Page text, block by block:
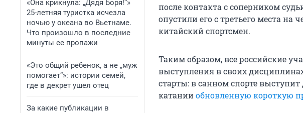
«Она крикнула: „Дядя Боря!“»
25-летняя туристка исчезла
ночью у океана во Вьетнаме.
Что произошло в последние
минуты ее пропажи
«Это общий ребенок, а не „муж
помогает“»: истории семей,
где в декрет ушел отец
За какие публикации в
после контакта с соперником
опустили его с третьего места
китайский спортсмен.
Таким образом, все российские
выступления в своих
старты: в санном спорте
катанииобновленную короткую